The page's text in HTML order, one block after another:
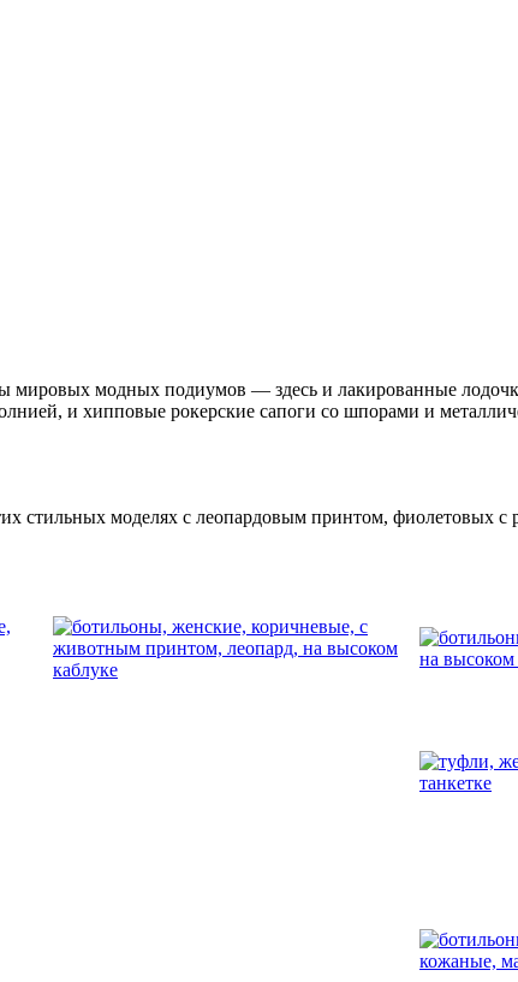
мировых модных подиумов — здесь и лакированные
и хипповые рокерские сапоги со шпорами и
стильных моделях с леопардовым принтом, фиолетовых